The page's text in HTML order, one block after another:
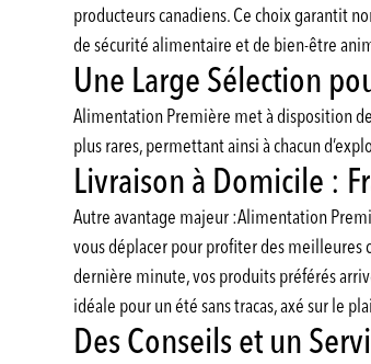
producteurs canadiens. Ce choix garantit
de sécurité alimentaire et de bien-être
Une Large Sélection
Alimentation Première met à disposition
plus rares, permettant ainsi à chacun
Livraison à Domicile :
Autre avantage majeur :Alimentation
vous déplacer pour profiter des meilleures
dernière minute, vos produits préférés
idéale pour un été sans tracas, axé sur le
Des Conseils et un